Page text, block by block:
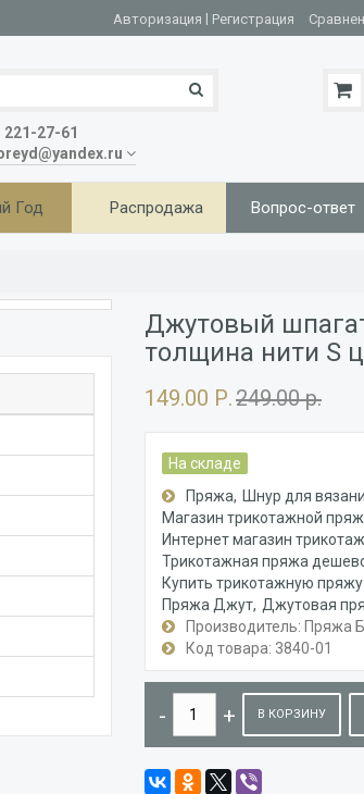
Авторизация | Регистрация
221-27-61
Год Распродажа Вопрос-ответ
Джутовый
толщина нити S
149.00 Р.249.00 р.
На складе
Пряжа Шнур для
Магазин трикотажной
Интернет магазин
Трикотажная пряжа
Купить трикотажную
Пряжа Джут Джутовая
Производитель: Пряжа
Код товара: 3840-01
В КОРЗИНУ